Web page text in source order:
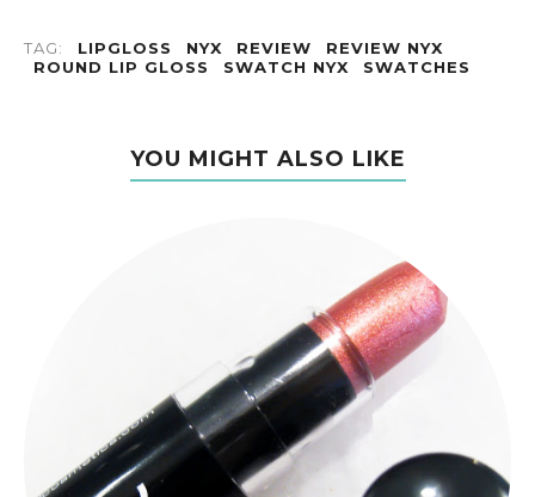
TAG: LIPGLOSS NYX REVIEW
REVIEW NYX
ROUND LIP GLOSS
SWATCH NYX SWATCHES
YOU MIGHT ALSO LIKE